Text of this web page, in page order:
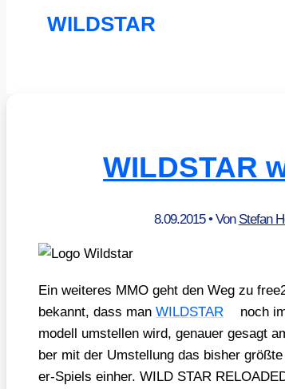
WILDSTAR
WILDSTAR
8.09.2015• Von Stefan
Ein wei­te­res MMO geht den Weg zu
bekannt, dass man WILDSTAR
noch
mo­dell umstel­len wird, genau­er gesagt
ber mit der Umstel­lung das bis­her
er-Spiels ein­her. WILD STAR